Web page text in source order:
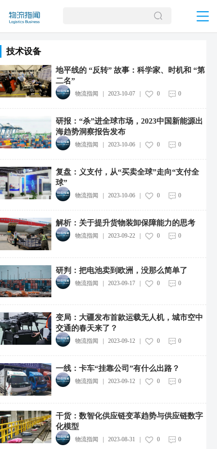
技术设备
地平线的 “反转” 故事：科学家、时机和 “第
二名”
物流指闻 2023-10-07| 0 0
研报：“杀”进全球市场，2023中国新能源出
海趋势洞察报告发布
物流指闻 2023-10-06| 0 0
复盘：义支付，从“买卖全球”走向“支付全
球”
物流指闻 2023-10-06| 0 0
解析：关于提升货物装卸保障能力的思考
物流指闻 2023-09-22| 0 0
研判：把电池卖到欧洲，没那么简单了
物流指闻 | 2023-09-17| 0 0
变局：大疆发布首款运载无人机，城市空中
交通的春天来了？
物流指闻 2023-09-12| 0 0
一线：卡车“挂靠公司”有什么出路？
物流指闻 2023-09-12| 0 0
干货：数智化供应链变革趋势与供应链数字
化模型
物流指闻 2023-08-31 0 0